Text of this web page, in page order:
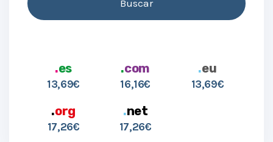
.es
13,69€
.com
16,16€
.eu
13,69€
.org
17,26€
.net
17,26€